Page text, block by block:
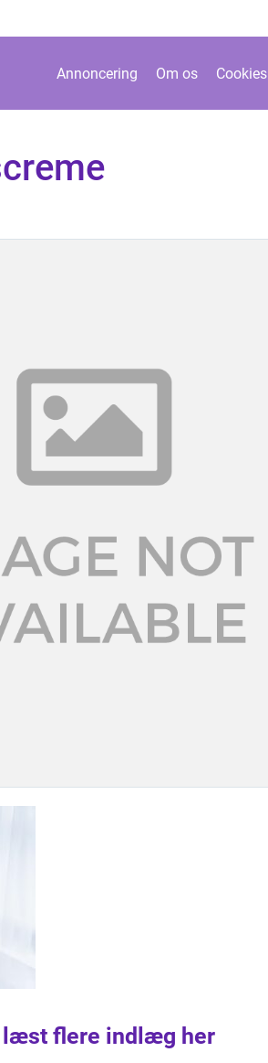
Annoncering Om os Cookies
læst flere indlæg her